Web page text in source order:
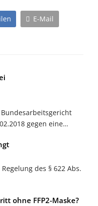
E-Mail
gegen eine…
des § 622 Abs.
ohne FFP2-Maske?